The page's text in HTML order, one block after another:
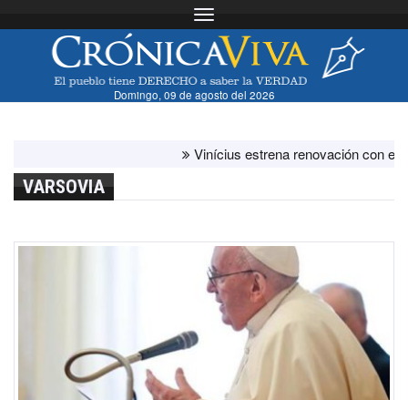
Toggle navigation
Domingo, 09 de agosto del 2026
Vinícius estrena renovación con el
VARSOVIA